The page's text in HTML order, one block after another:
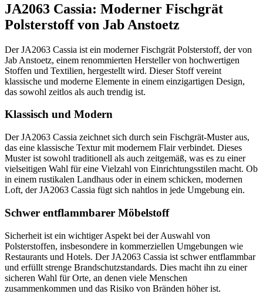
JA2063 Cassia: Moderner Fischgrät
Polsterstoff von Jab Anstoetz
Der JA2063 Cassia ist ein moderner Fischgrät Polsterstoff, der von
Jab Anstoetz, einem renommierten Hersteller von hochwertigen
Stoffen und Textilien, hergestellt wird. Dieser Stoff vereint
klassische und moderne Elemente in einem einzigartigen Design,
das sowohl zeitlos als auch trendig ist.
Klassisch und Modern
Der JA2063 Cassia zeichnet sich durch sein Fischgrät-Muster aus,
das eine klassische Textur mit modernem Flair verbindet. Dieses
Muster ist sowohl traditionell als auch zeitgemäß, was es zu einer
vielseitigen Wahl für eine Vielzahl von Einrichtungsstilen macht. Ob
in einem rustikalen Landhaus oder in einem schicken, modernen
Loft, der JA2063 Cassia fügt sich nahtlos in jede Umgebung ein.
Schwer entflammbarer Möbelstoff
Sicherheit ist ein wichtiger Aspekt bei der Auswahl von
Polsterstoffen, insbesondere in kommerziellen Umgebungen wie
Restaurants und Hotels. Der JA2063 Cassia ist schwer entflammbar
und erfüllt strenge Brandschutzstandards. Dies macht ihn zu einer
sicheren Wahl für Orte, an denen viele Menschen
zusammenkommen und das Risiko von Bränden höher ist.